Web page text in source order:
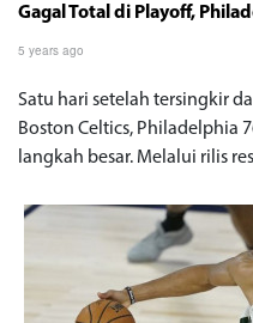
Gagal Total di Playoff,
5 years ago
Satu hari setelah tersingkir
Boston Celtics, Philadelphia
langkah besar. Melalui rilis